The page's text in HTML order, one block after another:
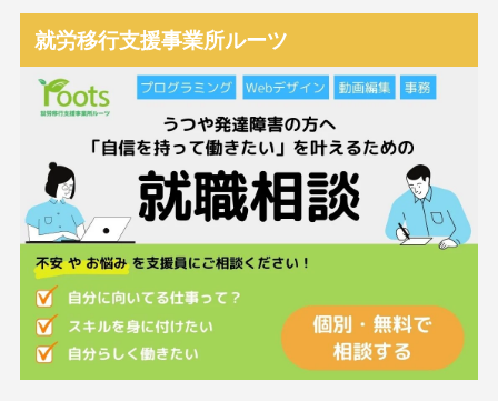
就労移行支援事業所ルーツ